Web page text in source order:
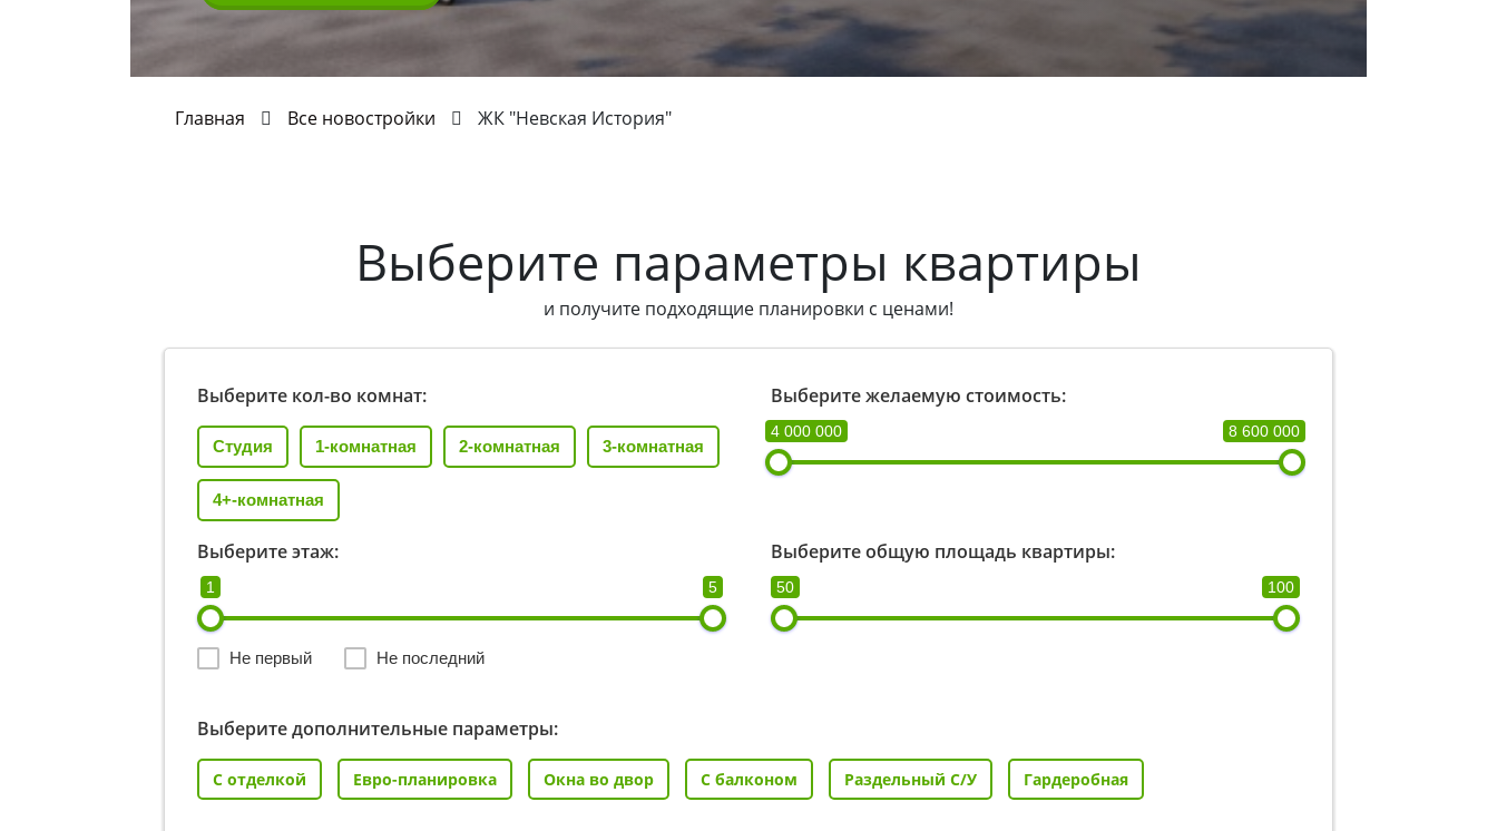
Главная Все новостройки ЖК "Невская История"
Выберите параметры квартиры
и получите подходящие планировки с ценами!
Выберите кол-во комнат:
Студия 1-комнатная 2-комнатная 3-комнатная
4+-комнатная
Выберите желаемую стоимость:
4 000 000 8 600 000
Выберите этаж:
1 5
Не первый Не последний
Выберите общую площадь квартиры:
50 100
Выберите дополнительные параметры:
С отделкой Евро-планировка Окна во двор С балконом Раздельный С/У Гардеробная